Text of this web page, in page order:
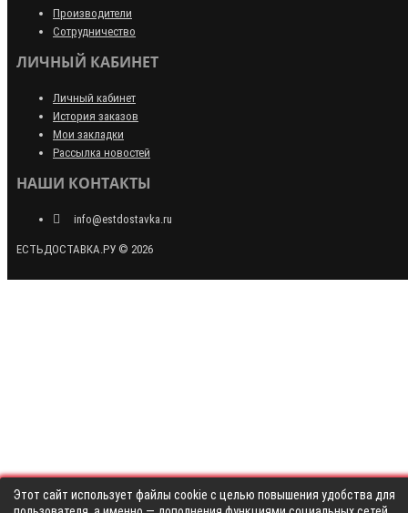
Производители
Сотрудничество
ЛИЧНЫЙ КАБИНЕТ
Личный кабинет
История заказов
Мои закладки
Рассылка новостей
НАШИ КОНТАКТЫ
info@estdostavka.ru
ЕСТЬДОСТАВКА.РУ © 2026
Этот сайт использует файлы cookie с целью повышения удобства для